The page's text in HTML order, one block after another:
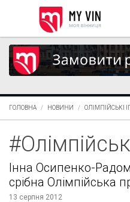
ГОЛОВНА НОВИНИ ОЛІМПІЙСЬКІ
Інна Осипенко-
срібна Олімпійська
13 серпня 2012